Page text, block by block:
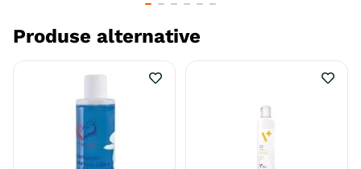
Yorkshire Terrier
Varsta Adult
Tip Produs
Ambalaj
Produse alternative